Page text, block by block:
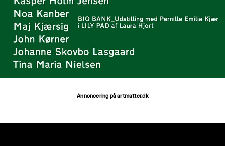
Annoncering på artmatter.dk